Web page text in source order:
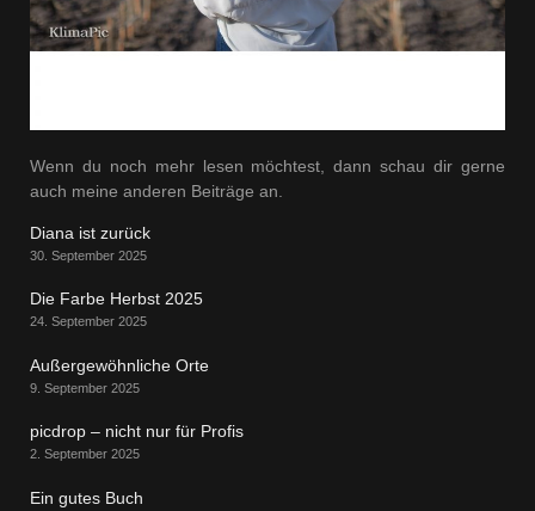
Wenn du noch mehr lesen möchtest, dann schau dir gerne
auch meine anderen Beiträge an.
Diana ist zurück
30. September 2025
Die Farbe Herbst 2025
24. September 2025
Außergewöhnliche Orte
9. September 2025
picdrop – nicht nur für Profis
2. September 2025
Ein gutes Buch